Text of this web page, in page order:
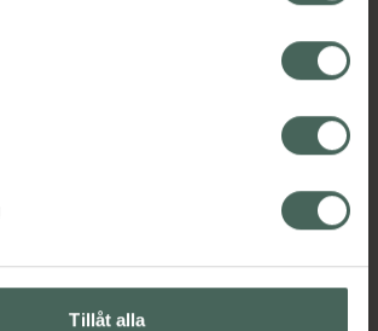
Ett återkallat samtycke påverkar inte
som skett innan återkallelsen.
Tillåt alla